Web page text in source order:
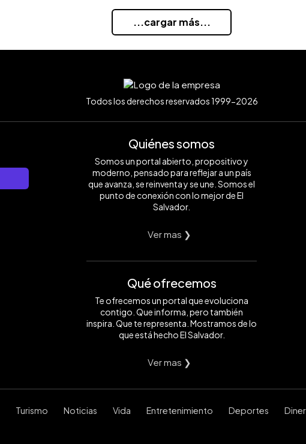
...cargar más...
Todos los derechos reservados 1999-2026
Quiénes somos
Somos un portal abierto, propositivo y
moderno, pensado para reflejar a un país
que avanza, se reinventa y se une. Somos el
punto de conexión con lo mejor de El
Salvador.
Ver mas ❯
Qué ofrecemos
Te ofrecemos un portal que evoluciona
contigo. Que informa, pero también
inspira. Que te representa. Mostramos de lo
que está hecho El Salvador.
Ver mas ❯
Turismo Noticias Vida Entretenimiento Deportes